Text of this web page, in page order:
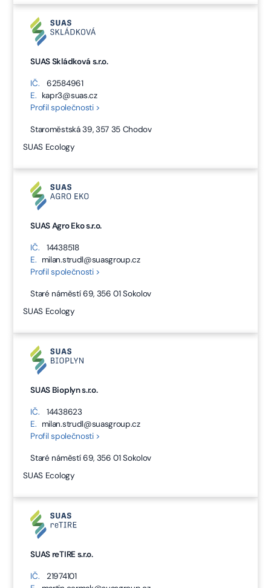
SUAS Skládková s.r.o.
IČ.
62584961
E. kapr3@suas.cz
Profil společnosti >
Staroměstská 39, 357 35 Chodov
SUAS Ecology
SUAS Agro Eko s.r.o.
IČ.
14438518
E. milan.strudl@suasgroup.cz
Profil společnosti >
Staré náměstí 69, 356 01 Sokolov
SUAS Ecology
SUAS Bioplyn s.r.o.
IČ.
14438623
E. milan.strudl@suasgroup.cz
Profil společnosti >
Staré náměstí 69, 356 01 Sokolov
SUAS Ecology
SUAS reTIRE s.r.o.
IČ.
21974101